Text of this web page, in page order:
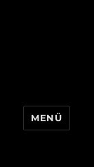
MENÜ